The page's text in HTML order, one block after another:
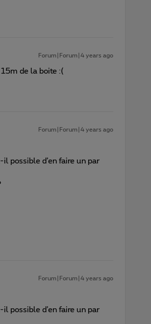
Forum|Forum|4 years ago
de la boite :(
Forum|Forum|4 years ago
possible d’en faire un par
Forum|Forum|4 years ago
possible d’en faire un par